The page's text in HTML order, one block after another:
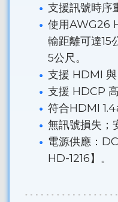
支援訊號時序
使用AWG26
輸距離可達15
5公尺。
支援 HDMI 與
支援 HDCP
符合HDMI
無訊號損失；
電源供應：
HD-1216】。